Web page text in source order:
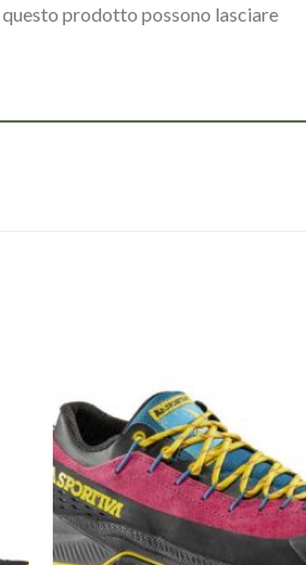
prodotto possono lasciare